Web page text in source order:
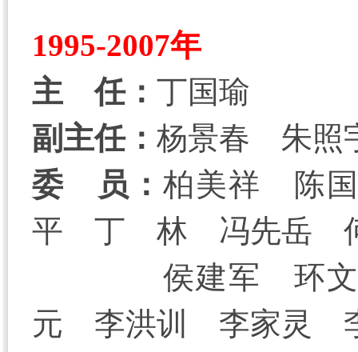
1995-2007年
主 任： 丁国瑜
副主任： 杨景春 朱照
委 员： 柏美祥 陈
平 丁 林 冯先岳
侯建军 环
元 李洪训 李家灵